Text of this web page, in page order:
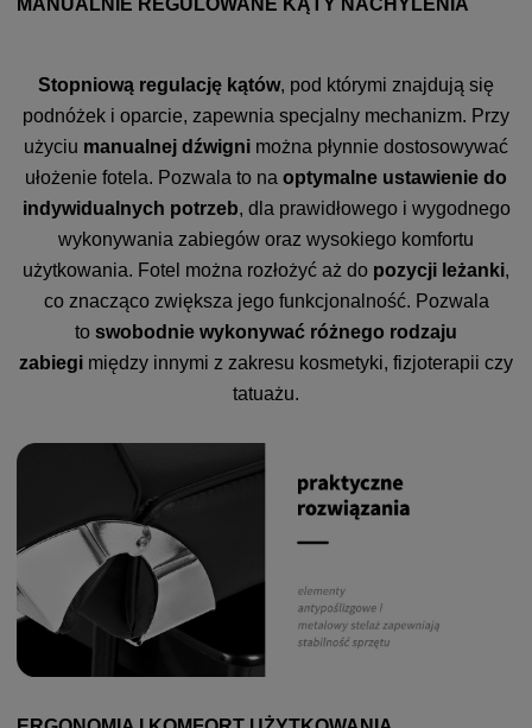
Stopniową regulację kątów, pod którymi znajdują się
podnóżek i oparcie, zapewnia specjalny mechanizm. Przy
użyciu manualnej dźwigni można płynnie dostosowywać
ułożenie fotela. Pozwala to na optymalne ustawienie do
indywidualnych potrzeb, dla prawidłowego i wygodnego
wykonywania zabiegów oraz wysokiego komfortu
użytkowania. Fotel można rozłożyć aż do pozycji leżanki,
co znacząco zwiększa jego funkcjonalność. Pozwala
to swobodnie wykonywać różnego rodzaju
zabiegi między innymi z zakresu kosmetyki, fizjoterapii czy
tatuażu.